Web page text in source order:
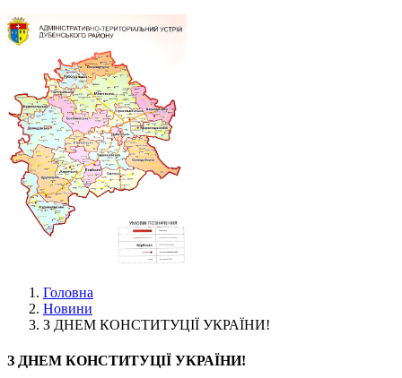
Головна
Новини
З ДНЕМ КОНСТИТУЦІЇ УКРАЇНИ!
З ДНЕМ КОНСТИТУЦІЇ УКРАЇНИ!